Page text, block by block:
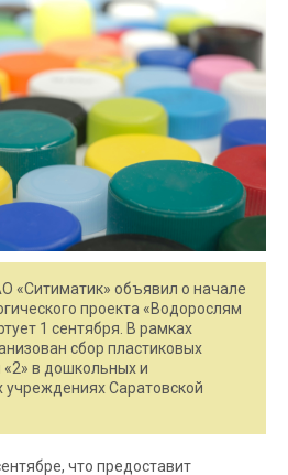
«Ситиматик» объявил о начале
проекта «Водорослям
1 сентября. В рамках
сбор пластиковых
в дошкольных и
Саратовской
что предоставит